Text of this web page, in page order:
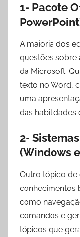
1- Pacote
A maioria dos
questões sobre
da Microsoft.
texto no Word,
uma
das habilidades
2-
(Windows
Outro tópico de
conhecimentos
como
comandos e
tópicos que